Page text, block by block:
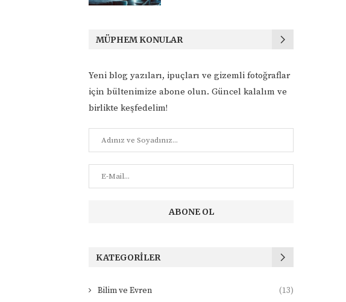
MÜPHEM KONULAR
Yeni blog yazıları, ipuçları ve gizemli fotoğraflar
için bültenimize abone olun. Güncel kalalım ve
birlikte keşfedelim!
KATEGORILER
Bilim ve Evren (13)